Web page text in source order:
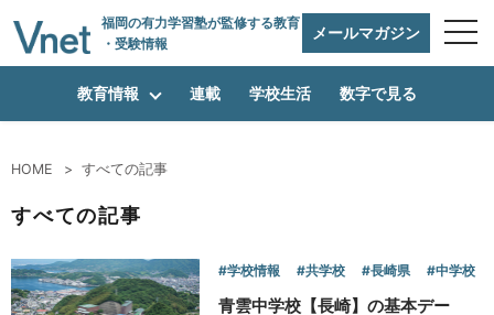
福岡の有力学習塾が監修する教育
・受験情報
メールマガジン
vnetアライアンス企業
教育情報 連載 学校生活 数字で見る
HOME すべての記事
すべての記事
#学校情報 #共学校 #長崎県 #中学校
青雲中学校【長崎】の基本デー